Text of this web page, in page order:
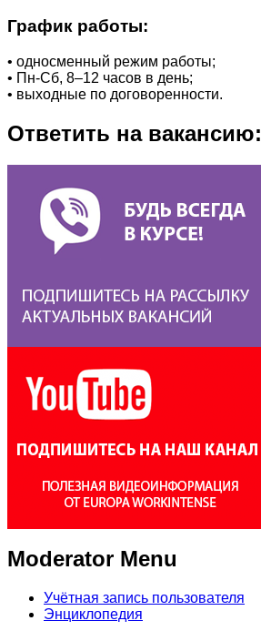
График работы:
• односменный режим работы;
• Пн-Сб, 8–12 часов в день;
• выходные по договоренности.
Ответить на вакансию:
Moderator Menu
Учётная запись пользователя
Энциклопедия